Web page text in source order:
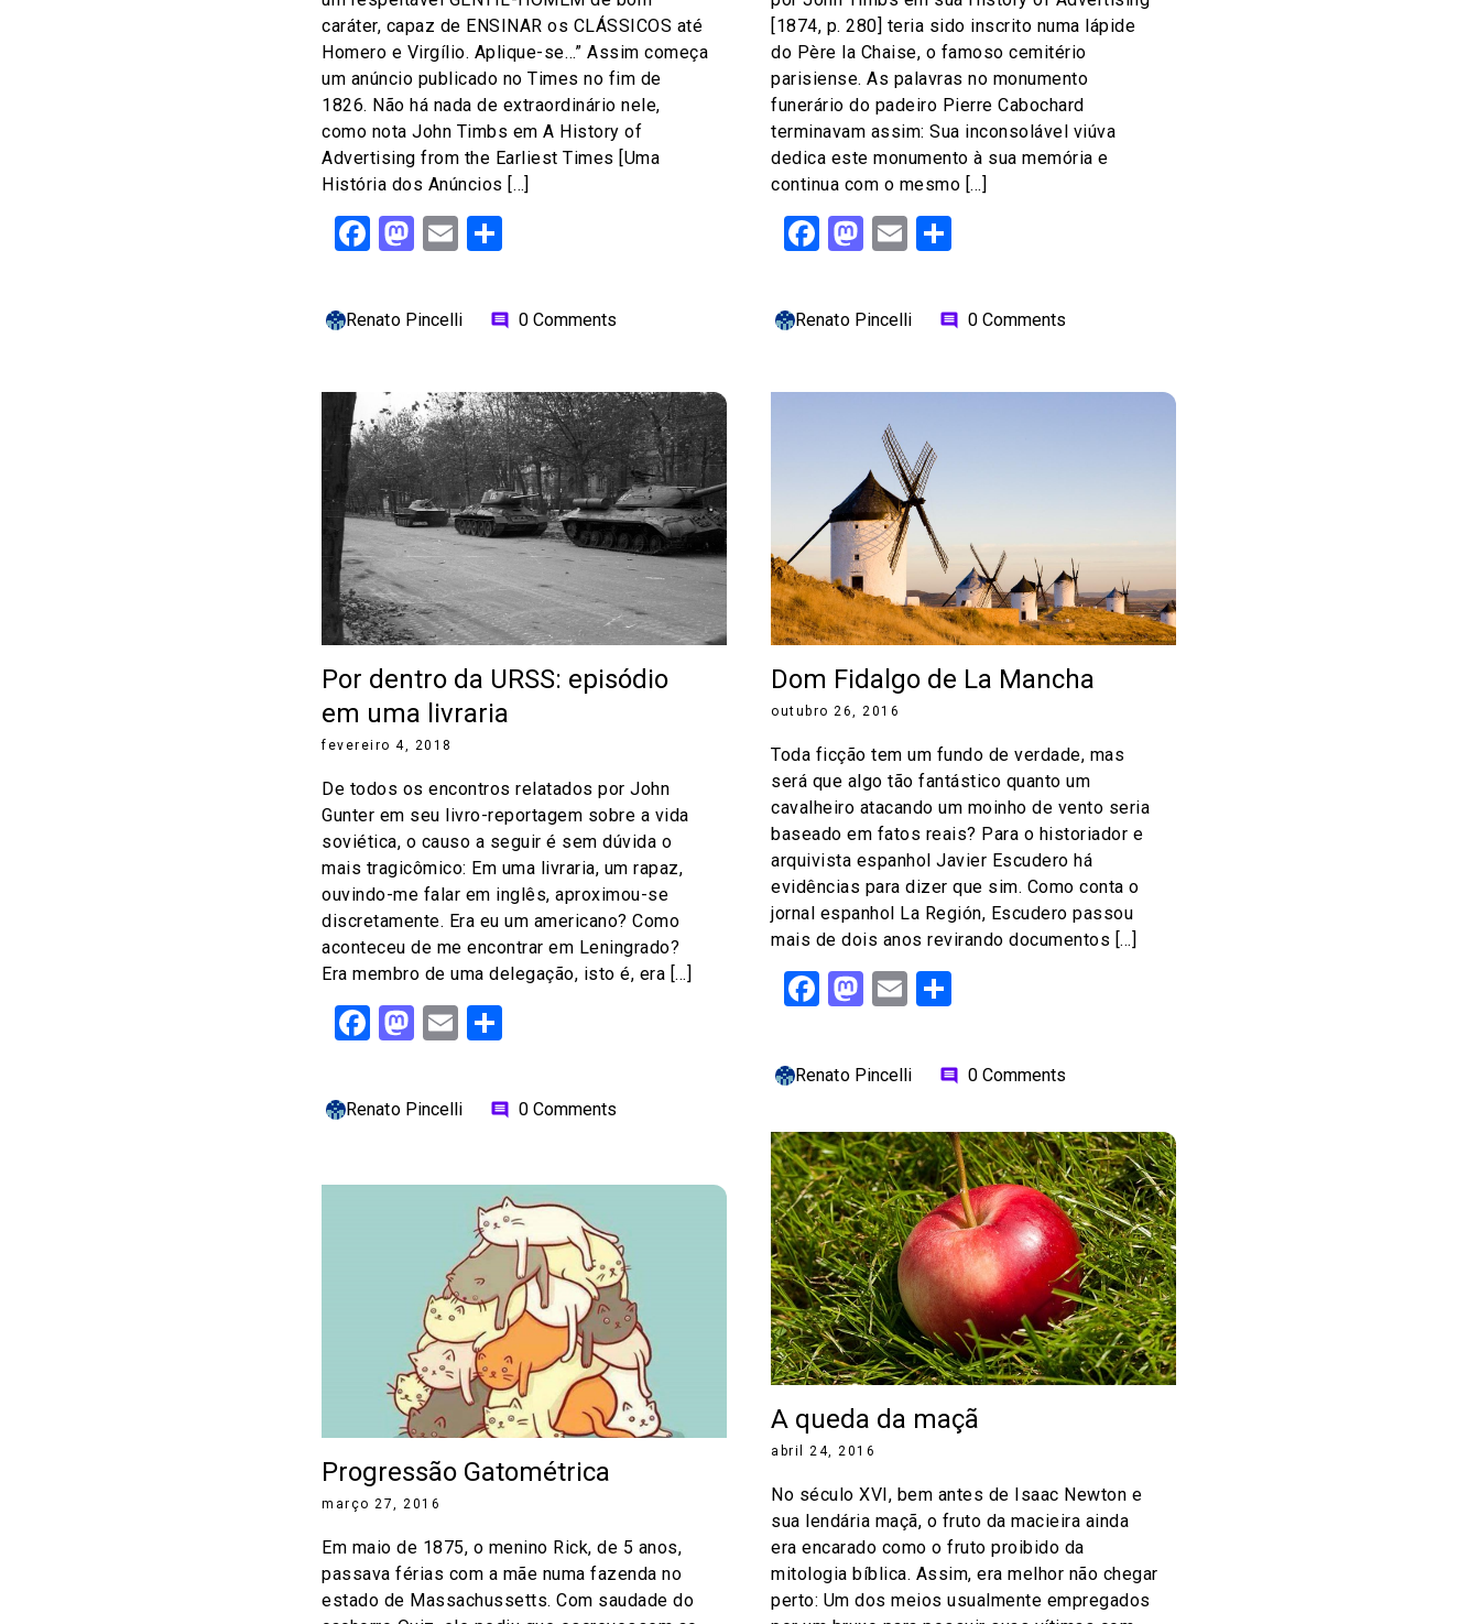
caráter, capaz de ENSINAR os CLÁSSICOS até
Homero e Virgílio. Aplique-se…” Assim começa
um anúncio publicado no Times no fim de
1826. Não há nada de extraordinário nele,
como nota John Timbs em A History of
Advertising from the Earliest Times [Uma
História dos Anúncios […]
Facebook
Mastodon
Email
Renato Pincelli comment 0 Comments
[1874, p. 280] teria sido inscrito numa lápide
do Père la Chaise, o famoso cemitério
parisiense. As palavras no monumento
funerário do padeiro Pierre Cabochard
terminavam assim: Sua inconsolável viúva
dedica este monumento à sua memória e
continua com o mesmo […]
Facebook
Mastodon
Email
Renato Pincelli comment 0 Comments
Por dentro da URSS: episódio
em uma livraria
fevereiro 4, 2018
De todos os encontros relatados por John
Gunter em seu livro-reportagem sobre a vida
soviética, o causo a seguir é sem dúvida o
mais tragicômico: Em uma livraria, um rapaz,
ouvindo-me falar em inglês, aproximou-se
discretamente. Era eu um americano? Como
aconteceu de me encontrar em Leningrado?
Era membro de uma delegação, isto é, era […]
Facebook
Mastodon
Email
Renato Pincelli comment 0 Comments
Dom Fidalgo de La Mancha
outubro 26, 2016
Toda ficção tem um fundo de verdade, mas
será que algo tão fantástico quanto um
cavalheiro atacando um moinho de vento seria
baseado em fatos reais? Para o historiador e
arquivista espanhol Javier Escudero há
evidências para dizer que sim. Como conta o
jornal espanhol La Región, Escudero passou
mais de dois anos revirando documentos […]
Facebook
Mastodon
Email
Renato Pincelli comment 0 Comments
A queda da maçã
abril 24, 2016
No século XVI, bem antes de Isaac Newton e
sua lendária maçã, o fruto da macieira ainda
era encarado como o fruto proibido da
mitologia bíblica. Assim, era melhor não chegar
perto: Um dos meios usualmente empregados
Progressão Gatométrica
março 27, 2016
Em maio de 1875, o menino Rick, de 5 anos,
passava férias com a mãe numa fazenda no
estado de Massachussetts. Com saudade do